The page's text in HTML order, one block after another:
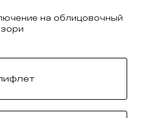
на облицовочный